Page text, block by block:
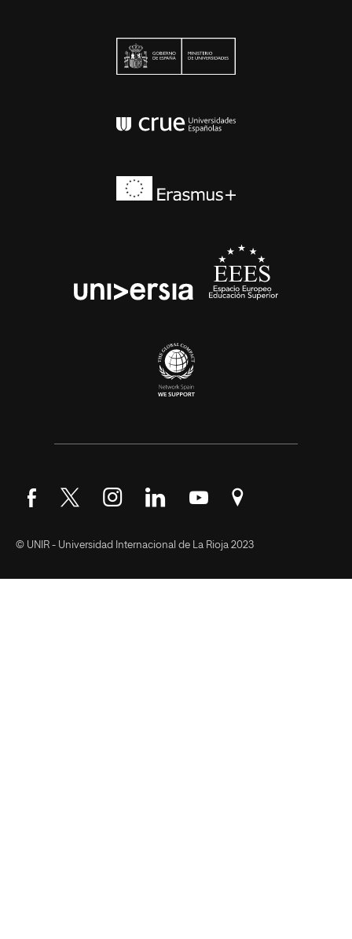
Síguenos en Facebook
Síguenos en Twitter
Síguenos en Instagram
Síguenos en LinkedIn
Síguenos en YouTube
Encuéntranos en
© UNIR - Universidad Internacional de La Rioja 2023